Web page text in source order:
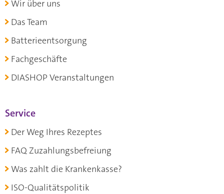
Wir über uns
Das Team
Batterieentsorgung
Fachgeschäfte
DIASHOP Veranstaltungen
Service
Der Weg Ihres Rezeptes
FAQ Zuzahlungsbefreiung
Was zahlt die Krankenkasse?
ISO-Qualitätspolitik